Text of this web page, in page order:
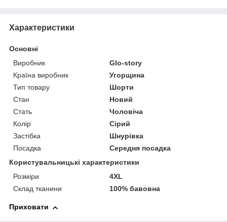
Характеристики
Основні
Виробник
Glo-story
Країна виробник
Угорщина
Тип товару
Шорти
Стан
Новий
Стать
Чоловіча
Колір
Сірий
Застібка
Шнурівка
Посадка
Середня посадка
Користувальницькі характеристики
Розміри
4XL
Склад тканини
100% бавовна
Приховати